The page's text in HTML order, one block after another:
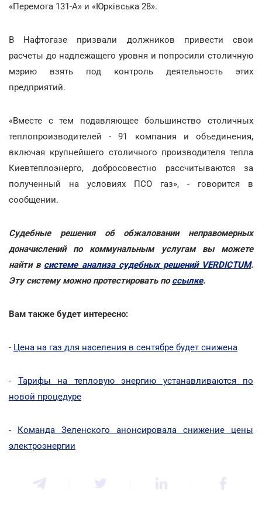
«Перемога 131-А» и «Юрківська 28».
В Нафтогазе призвали должников привести свои
расчеты до надлежащего уровня и попросили столичную
мэрию взять под контроль деятельность этих
предприятий.
«Вместе с тем подавляющее большинство столичных
теплопроизводителей - 91 компания и объединения,
включая крупнейшего столичного производителя тепла
Киевтеплоэнерго, добросовестно рассчитываются за
полученный на условиях ПСО газ», - говорится в
сообщении.
Судебные решения об обжаловании неправомерных
доначислений по коммунальным услугам вы можете
найти в системе анализа судебных решений VERDICTUM.
Эту систему можно протестировать поссылке.
Вам также будет интересно:
- Цена на газ для населения в сентябре будет снижена
- Тарифы на тепловую энергию устанавливаются по
новой процедуре
- Команда Зеленского анонсировала снижение цены
электроэнергии